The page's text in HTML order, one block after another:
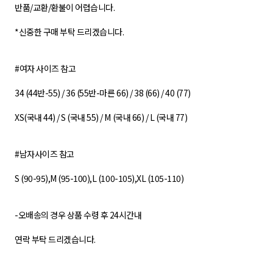
반품/교환/환불이 어렵습니다.
*신중한 구매 부탁 드리겠습니다.
#여자 사이즈 참고
34 (44반-55) / 36 (55반-마른 66) / 38 (66) / 40 (77)
XS(국내 44) / S (국내 55) / M (국내 66) / L (국내 77)
#남자사이즈 참고
S (90-95),M (95-100),L (100-105),XL (105-110)
-오배송의 경우 상품 수령 후 24시간내
연락 부탁 드리겠습니다.